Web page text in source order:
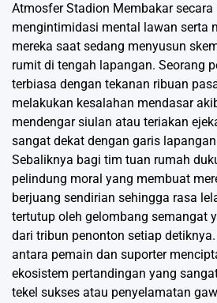
Atmosfer Stadion Membakar
mengintimidasi mental lawan serta
mereka saat sedang menyusun
rumit di tengah lapangan. Seorang
terbiasa dengan tekanan ribuan
melakukan kesalahan mendasar
mendengar siulan atau teriakan
sangat dekat dengan garis
Sebaliknya bagi tim tuan rumah
pelindung moral yang membuat
berjuang sendirian sehingga rasa
tertutup oleh gelombang semangat
dari tribun penonton setiap
antara pemain dan suporter
ekosistem pertandingan yang
tekel sukses atau penyelamatan